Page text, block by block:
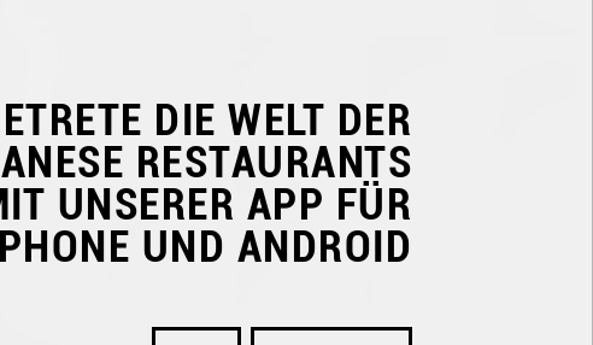
DIE WELT DER
RESTAURANTS
UNSERER APP FÜR
UND ANDROID